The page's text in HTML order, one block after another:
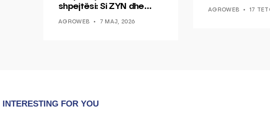
shpejtësi: Si ZYN dhe
epokë të re pa tym
AGROWEB 7 MAJ, 2026
AGROWEB 17